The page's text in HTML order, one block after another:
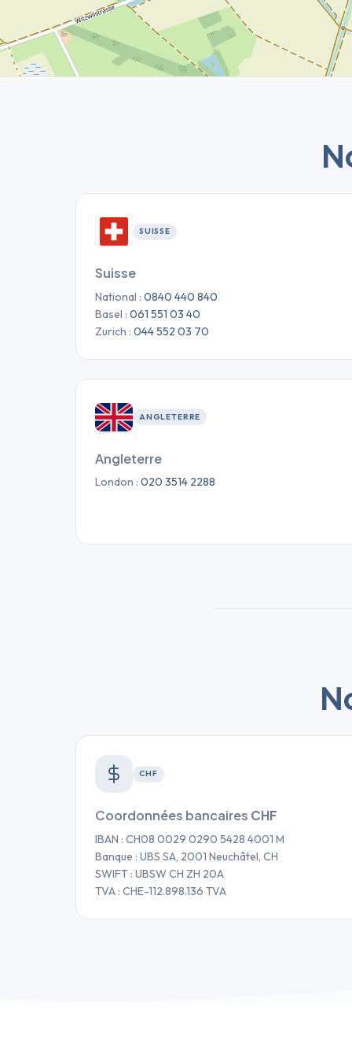
SUISSE
Suisse
National : 0840 440 840
Basel : 061 551 03 40
Zurich : 044 552 03 70
ANGLETERRE
Angleterre
London : 020 3514 2288
CHF
Coordonnées bancaires CHF
IBAN : CH08 0029 0290 5428 4001 M
Banque : UBS SA, 2001 Neuchâtel, CH
SWIFT : UBSW CH ZH 20A
TVA : CHE-112.898.136 TVA